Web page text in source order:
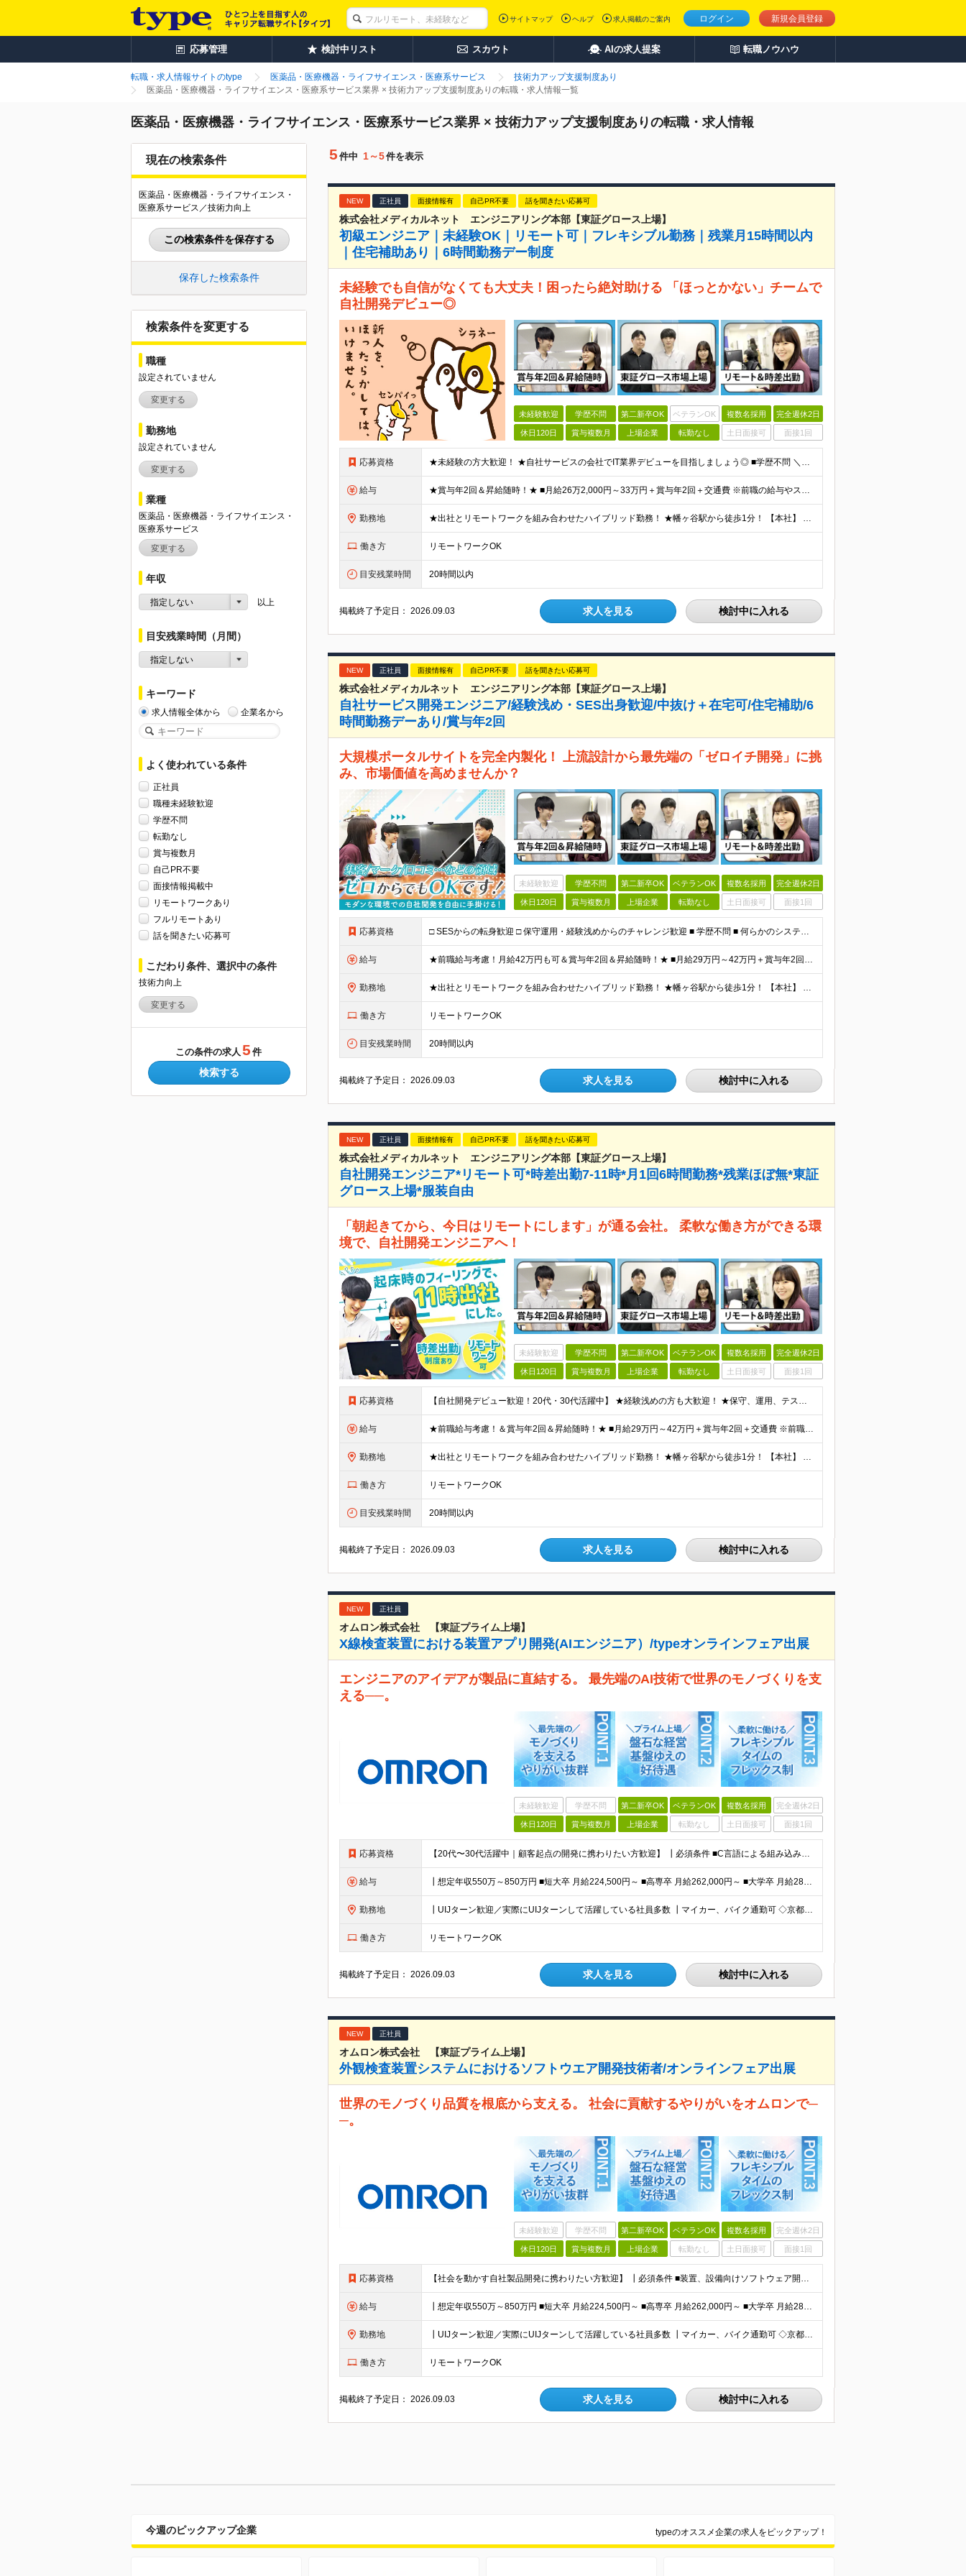
ログイン 新規会員登録
サイトマップ ヘルプ 求人掲載のご案内
応募管理 検討中リスト スカウト AIの求人提案 転職ノウハウ
転職・求人情報サイトのtype 医薬品・医療機器・ライフサイエンス・医療系サービス
技術力アップ支援制度あり
医薬品・医療機器・ライフサイエンス・医療系サービス業界 × 技術力アップ支援制度ありの転職・求人情報一覧
医薬品・医療機器・ライフサイエンス・医療系サービス業界 × 技術力アップ支援制度ありの転職・求人情報
現在の検索条件
医薬品・医療機器・ライフサイエンス・
医療系サービス／技術力向上
この検索条件を保存する
保存した検索条件
検索条件を変更する
職種
設定されていません
変更する
勤務地
設定されていません
変更する
業種
医薬品・医療機器・ライフサイエンス・
医療系サービス
変更する
年収
指定しない 以上
目安残業時間（月間）
指定しない
キーワード
求人情報全体から 企業名から
よく使われている条件
正社員
職種未経験歓迎
学歴不問
転勤なし
賞与複数月
自己PR不要
面接情報掲載中
リモートワークあり
フルリモートあり
話を聞きたい応募可
こだわり条件、選択中の条件
技術力向上
変更する
この条件の求人 5 件
検索する
5 件中 1～5件を表示
NEW 正社員 面接情報有 自己PR不要 話を聞きたい応募可
株式会社メディカルネット エンジニアリング本部【東証グロース上場】
初級エンジニア｜未経験OK｜リモート可｜フレキシブル勤務｜残業月15時間以内
｜住宅補助あり｜6時間勤務デー制度
未経験でも自信がなくても大丈夫！困ったら絶対助ける 「ほっとかない」チームで
自社開発デビュー◎
未経験歓迎 学歴不問 第二新卒OK ベテランOK 複数名採用 完全週休2日
休日120日 賞与複数月 上場企業 転勤なし 土日面接可 面接1回
応募資格 ★未経験の方大歓迎！ ★自社サービスの会社でIT業界デビューを目指しましょう◎ ■学歴不問 ＼以下のような方大歓迎／ ◎ITの仕事に興味がある ◎エンジニアとしてキャリアを築きたい ◎社会貢献性の高
給与 ★賞与年2回＆昇給随時！★ ■月給26万2,000円～33万円＋賞与年2回＋交通費 ※前職の給与やスキルを考慮し決定します ※固定残業代（月45時間分／6万9,000円～8万7,000円）を含みます
勤務地 ★出社とリモートワークを組み合わせたハイブリッド勤務！ ★幡ヶ谷駅から徒歩1分！ 【本社】 東京都渋谷区幡ヶ谷1-34-14 宝ビル3F ※(変更の範囲)上記を除く当社関連勤務地
働き方 リモートワークOK
目安残業時間 20時間以内
掲載終了予定日：2026.09.03 求人を見る 検討中に入れる
NEW 正社員 面接情報有 自己PR不要 話を聞きたい応募可
株式会社メディカルネット エンジニアリング本部【東証グロース上場】
自社サービス開発エンジニア/経験浅め・SES出身歓迎/中抜け＋在宅可/住宅補助/6
時間勤務デーあり/賞与年2回
大規模ポータルサイトを完全内製化！ 上流設計から最先端の「ゼロイチ開発」に挑
み、市場価値を高めませんか？
未経験歓迎 学歴不問 第二新卒OK ベテランOK 複数名採用 完全週休2日
休日120日 賞与複数月 上場企業 転勤なし 土日面接可 面接1回
応募資格 □ SESからの転身歓迎 □ 保守運用・経験浅めからのチャレンジ歓迎 ■ 学歴不問 ■ 何らかのシステム開発経験をお持ちの方（言語・年数不問） ＜当社で経験できること＞ ・企画、要件定義、設計、実装
給与 ★前職給与考慮！月給42万円も可＆賞与年2回＆昇給随時！★ ■月給29万円～42万円＋賞与年2回＋交通費 ※前職の給与やスキルを考慮し決定します ※固定残業代（月45時間分／7万7,000円～11万
勤務地 ★出社とリモートワークを組み合わせたハイブリッド勤務！ ★幡ヶ谷駅から徒歩1分！ 【本社】 東京都渋谷区幡ヶ谷1-34-14 宝ビル3F ※(変更の範囲)上記を除く当社関連勤務地
働き方 リモートワークOK
目安残業時間 20時間以内
掲載終了予定日：2026.09.03 求人を見る 検討中に入れる
NEW 正社員 面接情報有 自己PR不要 話を聞きたい応募可
株式会社メディカルネット エンジニアリング本部【東証グロース上場】
自社開発エンジニア*リモート可*時差出勤7-11時*月1回6時間勤務*残業ほぼ無*東証
グロース上場*服装自由
「朝起きてから、今日はリモートにします」が通る会社。 柔軟な働き方ができる環
境で、自社開発エンジニアへ！
未経験歓迎 学歴不問 第二新卒OK ベテランOK 複数名採用 完全週休2日
休日120日 賞与複数月 上場企業 転勤なし 土日面接可 面接1回
応募資格 【自社開発デビュー歓迎！20代・30代活躍中】 ★経験浅めの方も大歓迎！ ★保守、運用、テスターの方も歓迎！ ★歯科医療の専門知識は不要！ ■学歴不問 ■ITに関する何らかの経験・知識のある方 ★求
給与 ★前職給与考慮！＆賞与年2回＆昇給随時！★ ■月給29万円～42万円＋賞与年2回＋交通費 ※前職の給与やスキルを考慮し決定します ※固定残業代（月45時間分／7万7,000円～11万1,000円）を
勤務地 ★出社とリモートワークを組み合わせたハイブリッド勤務！ ★幡ヶ谷駅から徒歩1分！ 【本社】 東京都渋谷区幡ヶ谷1-34-14 宝ビル3F ※(変更の範囲)上記を除く当社関連勤務地
働き方 リモートワークOK
目安残業時間 20時間以内
掲載終了予定日：2026.09.03 求人を見る 検討中に入れる
NEW 正社員
オムロン株式会社 【東証プライム上場】
X線検査装置における装置アプリ開発(AIエンジニア）/typeオンラインフェア出展
エンジニアのアイデアが製品に直結する。 最先端のAI技術で世界のモノづくりを支
える──。
未経験歓迎 学歴不問 第二新卒OK ベテランOK 複数名採用 完全週休2日
休日120日 賞与複数月 上場企業 転勤なし 土日面接可 面接1回
応募資格 【20代〜30代活躍中｜顧客起点の開発に携わりたい方歓迎】 ┃必須条件 ■C言語による組み込み実装経験をお持ちの方 ■既存課題に対し、AIでの現実的な解決方法を要件設計した経験をお持ちの方 ■仕様や要
給与 ┃想定年収550万～850万円 ■短大卒 月給224,500円～ ■高専卒 月給262,000円～ ■大学卒 月給287,000円～ ■修士了 月給314,000円～ ■博士了 月給355,
勤務地 ┃UIJターン歓迎／実際にUIJターンして活躍している社員多数 ┃マイカー、バイク通勤可 ◇京都・大阪からのアクセスも良好 └京都駅から約20分 └大阪駅から約50分 【草津事業所】 滋賀県草津市
働き方 リモートワークOK
掲載終了予定日：2026.09.03 求人を見る 検討中に入れる
NEW 正社員
オムロン株式会社 【東証プライム上場】
外観検査装置システムにおけるソフトウエア開発技術者/オンラインフェア出展
世界のモノづくり品質を根底から支える。 社会に貢献するやりがいをオムロンで─
─。
未経験歓迎 学歴不問 第二新卒OK ベテランOK 複数名採用 完全週休2日
休日120日 賞与複数月 上場企業 転勤なし 土日面接可 面接1回
応募資格 【社会を動かす自社製品開発に携わりたい方歓迎】 ┃必須条件 ■装置、設備向けソフトウェア開発経験 ■C/C++、C#いずれかの開発経験 ■ソフトウェア開発における要件整理、仕様定義の経験 ■短大卒以上
給与 ┃想定年収550万～850万円 ■短大卒 月給224,500円～ ■高専卒 月給262,000円～ ■大学卒 月給287,000円～ ■修士了 月給314,000円～ ■博士了 月給355,
勤務地 ┃UIJターン歓迎／実際にUIJターンして活躍している社員多数 ┃マイカー、バイク通勤可 ◇京都・大阪からのアクセスも良好 └京都駅から約20分 └大阪駅から約50分 【草津事業所】 滋賀県草津市
働き方 リモートワークOK
掲載終了予定日：2026.09.03 求人を見る 検討中に入れる
今週のピックアップ企業 typeのオススメ企業の求人をピックアップ！